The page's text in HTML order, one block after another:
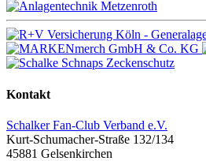
Kontakt
Schalker Fan-Club Verband e.V.
Kurt-Schumacher-Straße 132/134
45881 Gelsenkirchen